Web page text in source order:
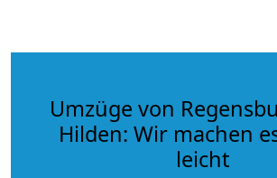
Umzüge von
Hilden: Wir machen
leicht